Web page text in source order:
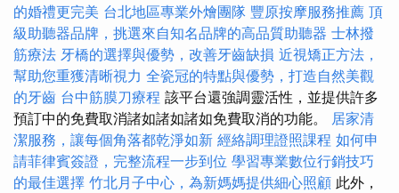
的婚禮更完美 台北地區專業外燴團隊 豐原按摩服務推薦 頂
級助聽器品牌，挑選來自知名品牌的高品質助聽器 士林撥
筋療法 牙橋的選擇與優勢，改善牙齒缺損 近視矯正方法，
幫助您重獲清晰視力 全瓷冠的特點與優勢，打造自然美觀
的牙齒 台中筋膜刀療程 該平台還強調靈活性，並提供許多
預訂中的免費取消諸如諸如諸如免費取消的功能。 居家清
潔服務，讓每個角落都乾淨如新 經絡調理證照課程 如何申
請菲律賓簽證，完整流程一步到位 學習專業數位行銷技巧
的最佳選擇 竹北月子中心，為新媽媽提供細心照顧 此外，